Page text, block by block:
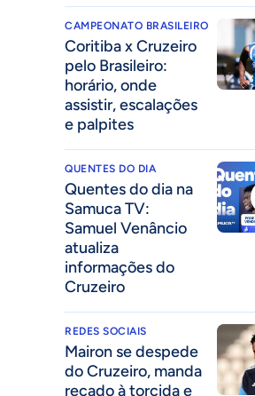
CAMPEONATO BRASILEIRO
Coritiba x Cruzeiro
pelo Brasileiro:
horário, onde
assistir, escalações
e palpites
QUENTES DO DIA
Quentes do dia na
Samuca TV:
Samuel Venâncio
atualiza
informações do
Cruzeiro
REDES SOCIAIS
Mairon se despede
do Cruzeiro, manda
recado à torcida e